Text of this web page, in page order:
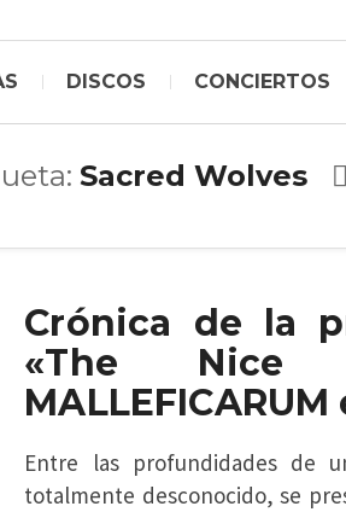
DISCOS CONCIERTOS
Sacred Wolves
Crónica de la
«The Nice
Entre las profundidades de
totalmente desconocido, se